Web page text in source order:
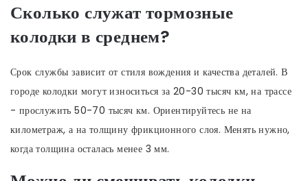
Сколько служат тормозные
колодки в среднем?
Срок службы зависит от стиля вождения и качества деталей. В
городе колодки могут износиться за 20-30 тысяч км, на трассе
- прослужить 50-70 тысяч км. Ориентируйтесь не на
километраж, а на толщину фрикционного слоя. Менять нужно,
когда толщина осталась менее 3 мм.